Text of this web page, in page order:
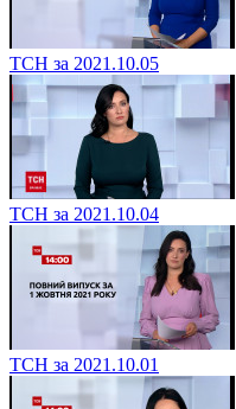
ТСН за 2021.10.05
ТСН за 2021.10.04
ТСН за 2021.10.01